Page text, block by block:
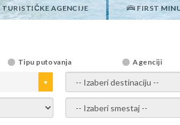
TURISTIČKE AGENCIJE FIRST
Tipu putovanja Agenciji
- izaberi destinaciju -
- Izaberite smestaj -